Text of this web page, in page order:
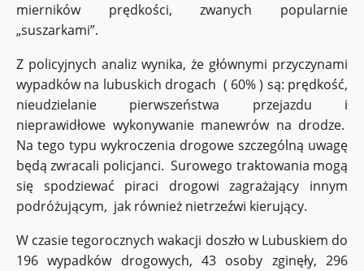
mierników prędkości, zwanych popularnie
„suszarkami”.
Z policyjnych analiz wynika, że głównymi przyczynami
wypadków na lubuskich drogach ( 60% ) są: prędkość,
nieudzielanie pierwszeństwa przejazdu i
nieprawidłowe wykonywanie manewrów na drodze.
Na tego typu wykroczenia drogowe szczególną uwagę
będą zwracali policjanci. Surowego traktowania mogą
się spodziewać piraci drogowi zagrażający innym
podróżującym, jak również nietrzeźwi kierujący.
W czasie tegorocznych wakacji doszło w Lubuskiem do
196 wypadków drogowych, 43 osoby zginęły, 296